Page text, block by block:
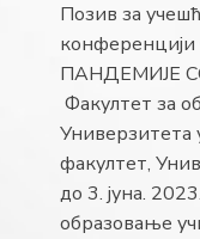
Позив за
ПАНДЕМИЈЕ
Факултет за
Универзитета
факултет,
до 3. јуна.
образовање